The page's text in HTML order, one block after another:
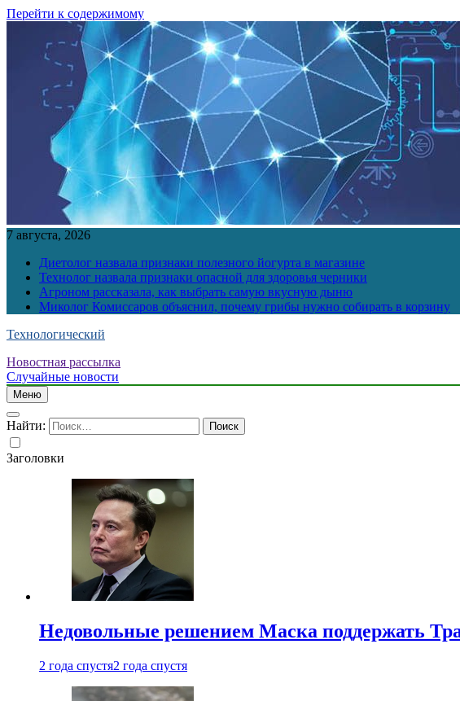
Перейти к содержимому
7 августа, 2026
Диетолог назвала признаки полезного йогурта в магазине
Технолог назвала признаки опасной для здоровья черники
Агроном рассказала, как выбрать самую вкусную дыню
Миколог Комиссаров объяснил, почему грибы нужно собирать в корзину
Технологический
Новостная рассылка
Случайные новости
Меню
Найти:
Заголовки
Недовольные решением Маска поддержать
2 года спустя2 года спустя